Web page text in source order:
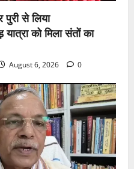
पुरी से लिया
को मिला संतों का
August 6, 2026 0